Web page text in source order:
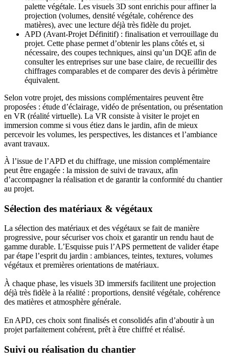
palette végétale. Les visuels 3D sont enrichis pour affiner la
projection (volumes, densité végétale, cohérence des
matières), avec une lecture déjà très fidèle du projet.
APD (Avant-Projet Définitif) : finalisation et verrouillage du
projet. Cette phase permet d’obtenir les plans côtés et, si
nécessaire, des coupes techniques, ainsi qu’un DQE afin de
consulter les entreprises sur une base claire, de recueillir des
chiffrages comparables et de comparer des devis à périmètre
équivalent.
Selon votre projet, des missions complémentaires peuvent être
proposées : étude d’éclairage, vidéo de présentation, ou présentation
en VR (réalité virtuelle). La VR consiste à visiter le projet en
immersion comme si vous étiez dans le jardin, afin de mieux
percevoir les volumes, les perspectives, les distances et l’ambiance
avant travaux.
À l’issue de l’APD et du chiffrage, une mission complémentaire
peut être engagée : la mission de suivi de travaux, afin
d’accompagner la réalisation et de garantir la conformité du chantier
au projet.
Sélection des matériaux & végétaux
La sélection des matériaux et des végétaux se fait de manière
progressive, pour sécuriser vos choix et garantir un rendu haut de
gamme durable. L’Esquisse puis l’APS permettent de valider étape
par étape l’esprit du jardin : ambiances, teintes, textures, volumes
végétaux et premières orientations de matériaux.
À chaque phase, les visuels 3D immersifs facilitent une projection
déjà très fidèle à la réalité : proportions, densité végétale, cohérence
des matières et atmosphère générale.
En APD, ces choix sont finalisés et consolidés afin d’aboutir à un
projet parfaitement cohérent, prêt à être chiffré et réalisé.
Suivi ou réalisation du chantier